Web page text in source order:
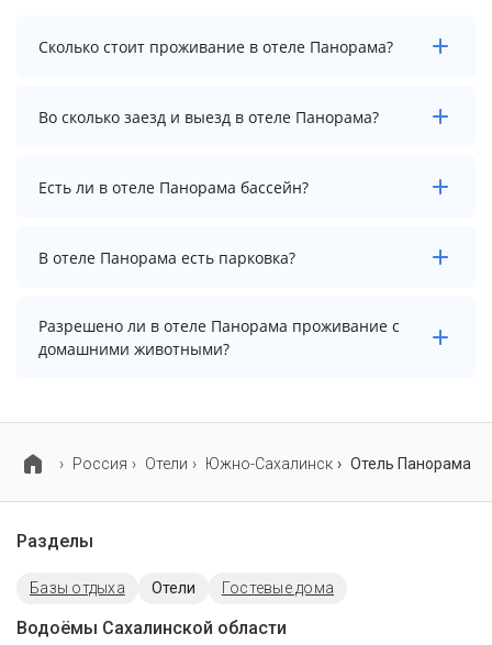
Сколько стоит проживание в отеле Панорама?
Стоимость проживания в отеле Панорама
начинается от 7087 рублей. Чтобы увидеть
Во сколько заезд и выезд в отеле Панорама?
Заезд возможен после 14:00, а выезд необходимо
осуществить до 12:00.
Есть ли в отеле Панорама бассейн?
В отеле Панорама есть бассейн.
В отеле Панорама есть парковка?
В отеле Панорама есть парковка, уточните
информацию перед бронированием у менеджера,
возможно, услуга оплачивается отдельно.
Разрешено ли в отеле Панорама проживание с
домашними животными?
Россия Отели Южно-Сахалинск Отель Панорама
Разделы
Базы отдыха Отели Гостевые дома
Водоёмы Сахалинской области